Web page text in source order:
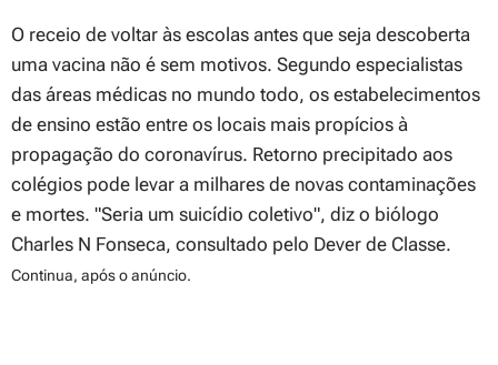
O receio de voltar às escolas antes que seja descoberta
uma vacina não é sem motivos. Segundo especialistas
das áreas médicas no mundo todo, os estabelecimentos
de ensino estão entre os locais mais propícios à
propagação do coronavírus. Retorno precipitado aos
colégios pode levar a milhares de novas contaminações
e mortes. "Seria um suicídio coletivo", diz o biólogo
Charles N Fonseca, consultado pelo Dever de Classe.
Continua, após o anúncio.